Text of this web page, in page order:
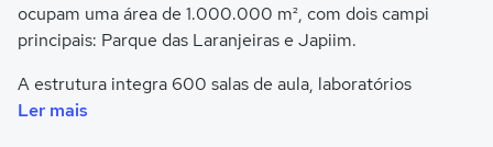
ocupam uma área de 1.000.000 m², com dois campi
principais: Parque das Laranjeiras e Japiim.
A estrutura integra 600 salas de aula, laboratórios
especializados, uma fazenda experimental, auditórios,
Ler mais